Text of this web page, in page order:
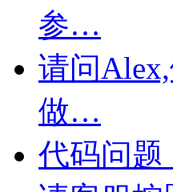
参…
请问
做…
代码问题